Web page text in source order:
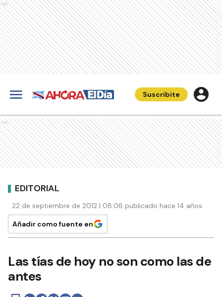
Ads
Suscribite
Ads
EDITORIAL
22 de septiembre de 2012 | 08:08 publicado hace 14 años
Añadir como fuente en
Las tías de hoy no son como las de
antes